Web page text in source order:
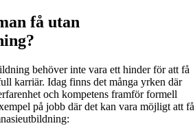
få utan
behöver inte vara ett hinder för att få
karriär. Idag finns det många yrken där
och kompetens framför formell
på jobb där det kan vara möjligt att få